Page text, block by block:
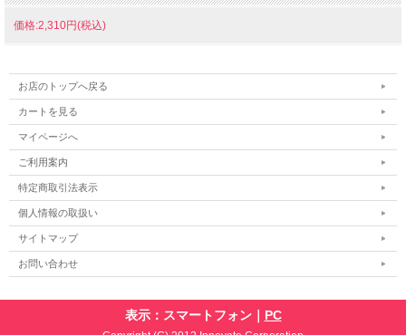
価格:2,310円(税込)
お店のトップへ戻る
カートを見る
マイページへ
ご利用案内
特定商取引法表示
個人情報の取扱い
サイトマップ
お問い合わせ
表示：スマートフォン｜ PC